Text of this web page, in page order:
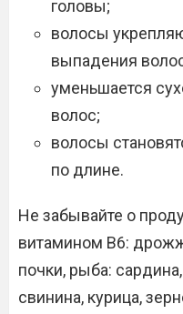
головы;
волосы
выпадения
уменьшается
волос;
волосы
по длине.
Не забывайте о
витамином В6:
почки, рыба:
свинина, курица,